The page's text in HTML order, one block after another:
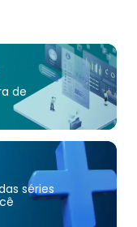
de
séries